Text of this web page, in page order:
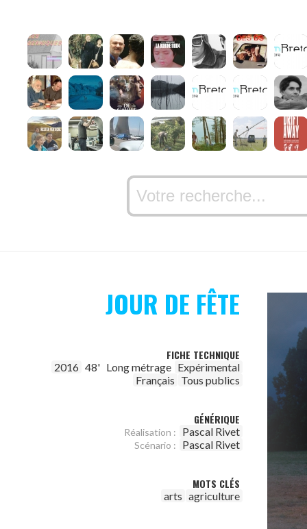
JOUR DE FÊTE
FICHE TECHNIQUE
2016 48' Long métrage Expérimental
Français Tous publics
GÉNÉRIQUE
Réalisation : Pascal Rivet
Scénario : Pascal Rivet
MOTS CLÉS
arts agriculture